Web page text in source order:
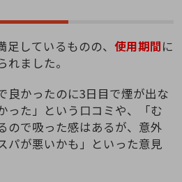
しているものの、 使用期間に
ました。
良かったのに3日目で煙が出な
った」という口コミや、「む
ので吸った感はあるが、意外
パが悪いかも」といった意見